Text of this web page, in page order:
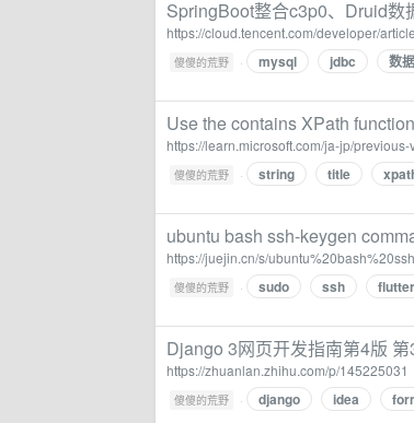
SpringBoot整合c3p0、Druid数
https://cloud.tencent.com/developer/
傻傻的荒野 · mysql jdbc 数
Use the contains XPath
https://learn.microsoft.com/ja-jp/
傻傻的荒野 · string title
ubuntu bash ssh-keygen
https://juejin.cn/s/
傻傻的荒野 · sudo ssh flutter
Django 3网页开发指南第4版
https://zhuanlan.zhihu.com/p/145225031
傻傻的荒野 · django idea